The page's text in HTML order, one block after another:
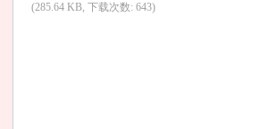
(285.64 KB, 下载次数: 643)